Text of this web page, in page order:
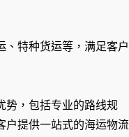
、特种货运等，满足客户
势，包括专业的路线规
户提供一站式的海运物流